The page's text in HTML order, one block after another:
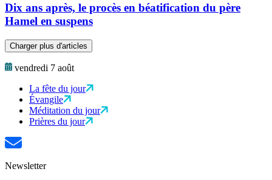
Dix ans après, le procès en béatification du père
Hamel en suspens
Charger plus d'articles
vendredi 7 août
La fête du jour
Évangile
Méditation du jour
Prières du jour
Newsletter